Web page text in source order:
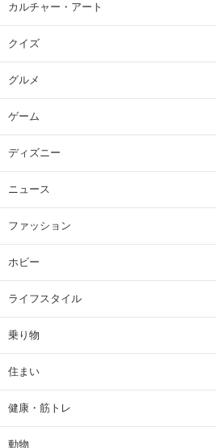
カルチャー・アート
クイズ
グルメ
ゲーム
ディズニー
ニュース
ファッション
ホビー
ライフスタイル
乗り物
住まい
健康・筋トレ
動物